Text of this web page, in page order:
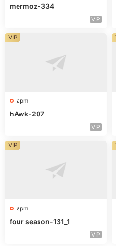
mermoz-334
VIP
apm
hAwk-207
VIP
VIP
apm
four season-131_1
VIP
VIP